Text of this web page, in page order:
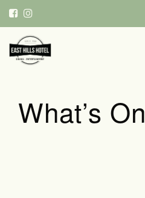
What’s On